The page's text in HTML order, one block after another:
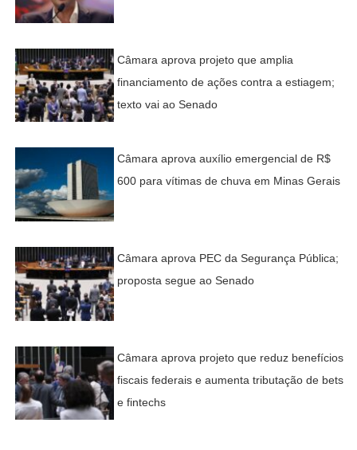
Câmara aprova projeto que amplia
financiamento de ações contra a estiagem;
texto vai ao Senado
Câmara aprova auxílio emergencial de R$
600 para vítimas de chuva em Minas Gerais
Câmara aprova PEC da Segurança Pública;
proposta segue ao Senado
Câmara aprova projeto que reduz benefícios
fiscais federais e aumenta tributação de bets
e fintechs